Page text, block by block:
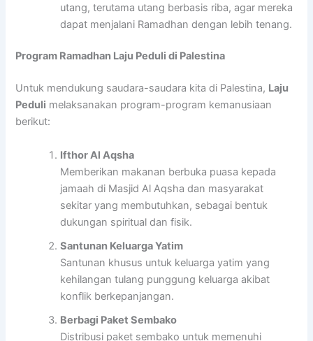
utang, terutama utang berbasis riba, agar mereka
dapat menjalani Ramadhan dengan lebih tenang.
Program Ramadhan Laju Peduli di Palestina
Untuk mendukung saudara-saudara kita di Palestina, Laju
Peduli melaksanakan program-program kemanusiaan
berikut:
Ifthor Al Aqsha
Memberikan makanan berbuka puasa kepada
jamaah di Masjid Al Aqsha dan masyarakat
sekitar yang membutuhkan, sebagai bentuk
dukungan spiritual dan fisik.
Santunan Keluarga Yatim
Santunan khusus untuk keluarga yatim yang
kehilangan tulang punggung keluarga akibat
konflik berkepanjangan.
Berbagi Paket Sembako
Distribusi paket sembako untuk memenuhi